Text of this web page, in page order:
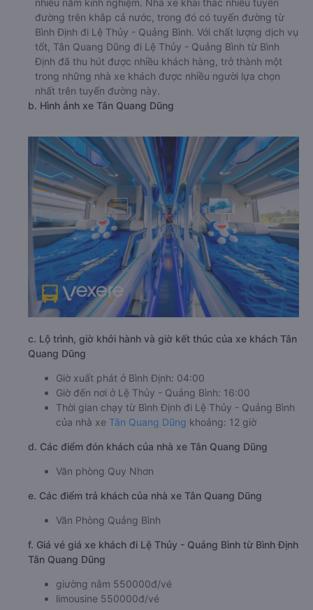
đường trên khắp cả nước, trong đó có tuyến đường từ
Bình Định đi Lệ Thủy - Quảng Bình. Với chất lượng dịch vụ
tốt, Tân Quang Dũng đi Lệ Thủy - Quảng Bình từ Bình
Định đã thu hút được nhiều khách hàng, trở thành một
trong những nhà xe khách được nhiều người lựa chọn
nhất trên tuyến đường này.
b. Hình ảnh xe Tân Quang Dũng
c. Lộ trình, giờ khởi hành và giờ kết thúc của xe khách Tân
Quang Dũng
Giờ xuất phát ở Bình Định: 04:00
Giờ đến nơi ở Lệ Thủy - Quảng Bình: 16:00
Thời gian chạy từ Bình Định đi Lệ Thủy - Quảng Bình
của nhà xe Tân Quang Dũng khoảng: 12 giờ
d. Các điểm đón khách của nhà xe Tân Quang Dũng
Văn phòng Quy Nhơn
e. Các điểm trả khách của nhà xe Tân Quang Dũng
Văn Phòng Quảng Bình
f. Giá vé giá xe khách đi Lệ Thủy - Quảng Bình từ Bình Định
Tân Quang Dũng
giường nằm 550000đ/vé
limousine 550000đ/vé